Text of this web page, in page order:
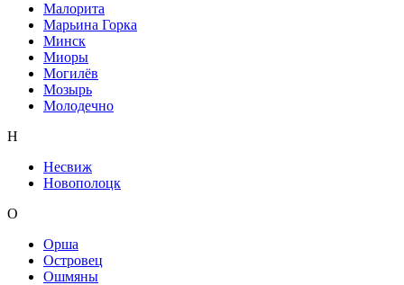
Малорита
Марьина Горка
Минск
Миоры
Могилёв
Мозырь
Молодечно
Н
Несвиж
Новополоцк
О
Орша
Островец
Ошмяны